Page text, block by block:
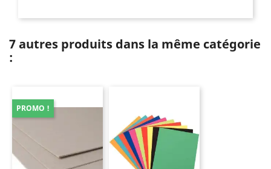
7 autres produits dans la même catégorie
:
PROMO !